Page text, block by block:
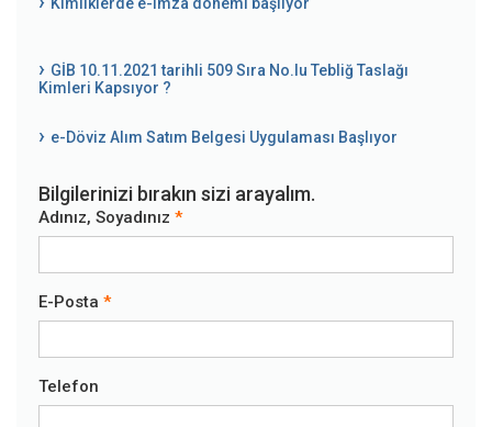
GİB 10.11.2021 tarihli 509 Sıra No.lu Tebliğ Taslağı
Kimleri Kapsıyor ?
e-Döviz Alım Satım Belgesi Uygulaması Başlıyor
Bilgilerinizi bırakın sizi arayalım.
Adınız, Soyadınız
E-Posta
Telefon